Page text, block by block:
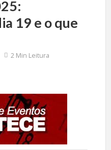
19 e o que
2 Min Leitura